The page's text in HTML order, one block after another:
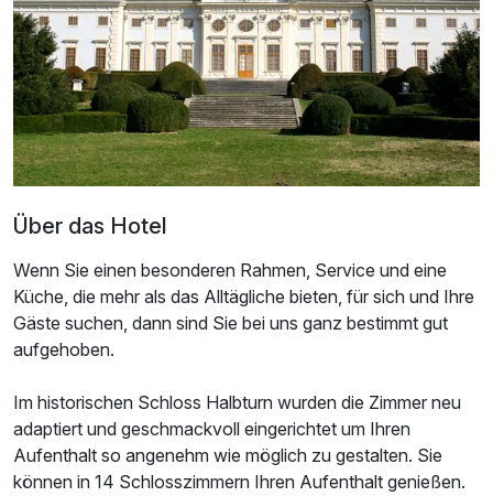
Suite/n
2 Erwachsene und 2 Kinder
Ausstattung
Über das Hotel
Wenn Sie einen besonderen Rahmen, Service und eine
Küche, die mehr als das Alltägliche bieten, für sich und Ihre
Gäste suchen, dann sind Sie bei uns ganz bestimmt gut
aufgehoben.
Im historischen Schloss Halbturn wurden die Zimmer neu
adaptiert und geschmackvoll eingerichtet um Ihren
Aufenthalt so angenehm wie möglich zu gestalten. Sie
können in 14 Schlosszimmern Ihren Aufenthalt genießen.